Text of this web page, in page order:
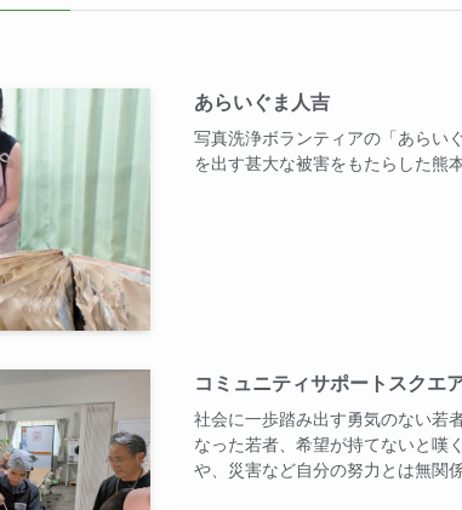
あらいぐま人吉
写真洗浄ボランティアの「あらい
を出す甚大な被害をもたらした熊
コミュニティサポートスクエ
社会に一歩踏み出す勇気のない若
なった若者、希望が持てないと嘆
や、災害など自分の努力とは無関